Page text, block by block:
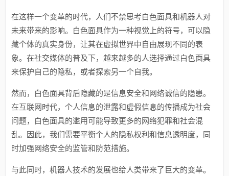
在这样一个变革的时代，人们不禁思考白色面具和机器人对
未来带来的影响。白色面具作为一种视觉上的符号，可以隐
藏个体的真实身份，让其在虚拟世界中自由展现不同的表
象。在社交媒体的普及下，越来越多的人选择通过白色面具
来保护自己的隐私，或者探索另一个自我。
然而，白色面具背后隐藏的是信息安全和网络诚信的隐患。
在互联网时代，个人信息的泄露和虚假信息的传播成为社会
问题，白色面具的滥用可能导致更多的网络犯罪和社会混
乱。因此，我们需要平衡个人的隐私权利和信息透明度，同
时加强网络安全的监管和防范措施。
与此同时，机器人技术的发展也给人类带来了巨大的变革。